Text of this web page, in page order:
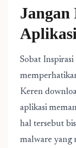
Jangan
Sobat
Keren
aplikasi
hal tersebut
malware yang